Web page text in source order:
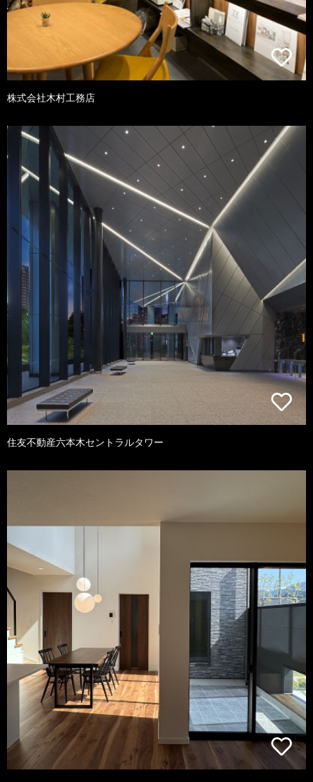
株式会社木村工務店
住友不動産六本木セントラルタワー